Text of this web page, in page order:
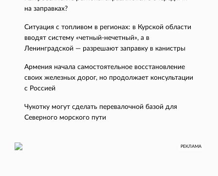
на заправках?
Ситуация с топливом в регионах: в Курской области
вводят систему «четный-нечетный», а в
Ленинградской — разрешают заправку в канистры
Армения начала самостоятельное восстановление
своих железных дорог, но продолжает консультации
с Россией
Чукотку могут сделать перевалочной базой для
Северного морского пути
РЕКЛАМА